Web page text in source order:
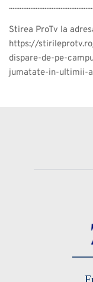
Stirea ProTv la
https://
dispare-de-pe-
jumatate-in-ultimii-